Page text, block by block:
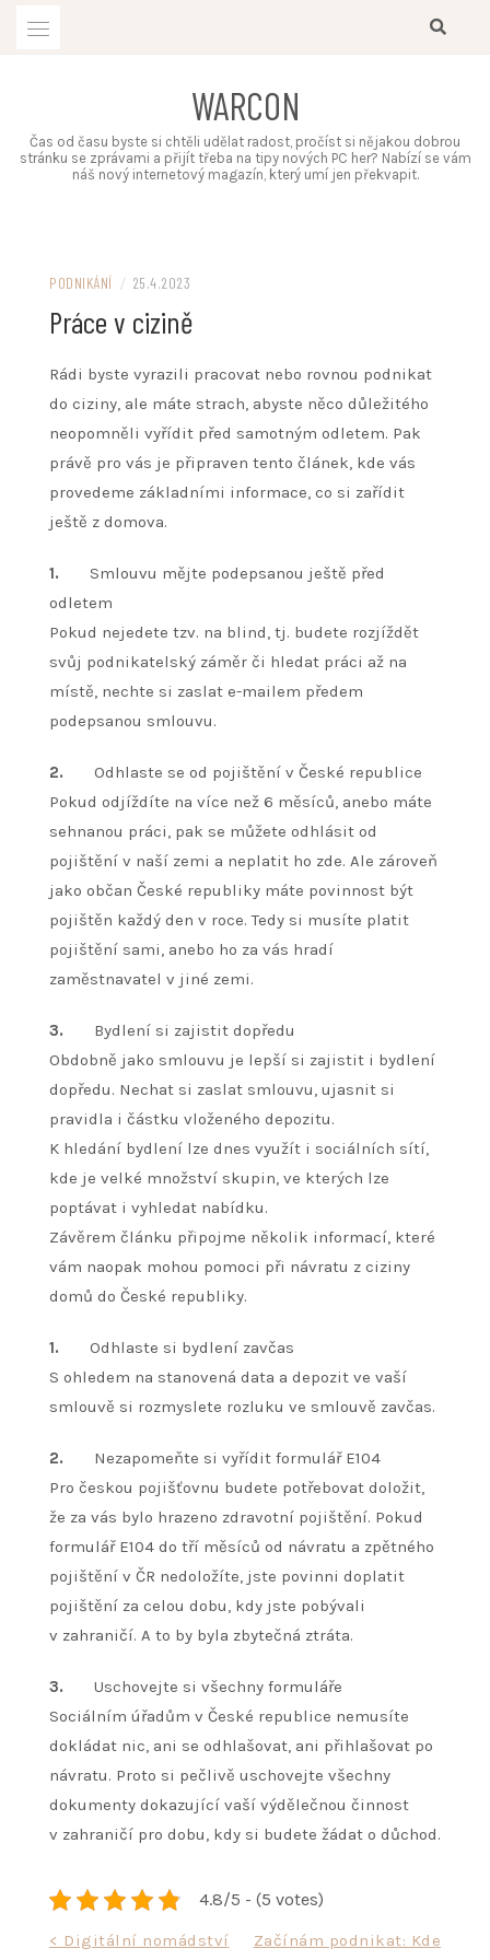
WARCON
Čas od času byste si chtěli udělat radost, pročíst si nějakou dobrou
stránku se zprávami a přijít třeba na tipy nových PC her? Nabízí se vám
náš nový internetový magazín, který umí jen překvapit.
PODNIKÁNÍ / 25.4.2023
Práce v cizině
Rádi byste vyrazili pracovat nebo rovnou podnikat
do ciziny, ale máte strach, abyste něco důležitého
neopomněli vyřídit před samotným odletem. Pak
právě pro vás je připraven tento článek, kde vás
provedeme základními informace, co si zařídit
ještě z domova.
1. Smlouvu mějte podepsanou ještě před
odletem
Pokud nejedete tzv. na blind, tj. budete rozjíždět
svůj podnikatelský záměr či hledat práci až na
místě, nechte si zaslat e-mailem předem
podepsanou smlouvu.
2. Odhlaste se od pojištění v České republice
Pokud odjíždíte na více než 6 měsíců, anebo máte
sehnanou práci, pak se můžete odhlásit od
pojištění v naší zemi a neplatit ho zde. Ale zároveň
jako občan České republiky máte povinnost být
pojištěn každý den v roce. Tedy si musíte platit
pojištění sami, anebo ho za vás hradí
zaměstnavatel v jiné zemi.
3. Bydlení si zajistit dopředu
Obdobně jako smlouvu je lepší si zajistit i bydlení
dopředu. Nechat si zaslat smlouvu, ujasnit si
pravidla i částku vloženého depozitu.
K hledání bydlení lze dnes využít i sociálních sítí,
kde je velké množství skupin, ve kterých lze
poptávat i vyhledat nabídku.
Závěrem článku připojme několik informací, které
vám naopak mohou pomoci při návratu z ciziny
domů do České republiky.
1. Odhlaste si bydlení zavčas
S ohledem na stanovená data a depozit ve vaší
smlouvě si rozmyslete rozluku ve smlouvě zavčas.
2. Nezapomeňte si vyřídit formulář E104
Pro českou pojišťovnu budete potřebovat doložit,
že za vás bylo hrazeno zdravotní pojištění. Pokud
formulář E104 do tří měsíců od návratu a zpětného
pojištění v ČR nedoložíte, jste povinni doplatit
pojištění za celou dobu, kdy jste pobývali
v zahraničí. A to by byla zbytečná ztráta.
3. Uschovejte si všechny formuláře
Sociálním úřadům v České republice nemusíte
dokládat nic, ani se odhlašovat, ani přihlašovat po
návratu. Proto si pečlivě uschovejte všechny
dokumenty dokazující vaší výdělečnou činnost
v zahraničí pro dobu, kdy si budete žádat o důchod.
4.8/5 - (5 votes)
Navigace< Digitální nomádství
Začínám podnikat: Kde